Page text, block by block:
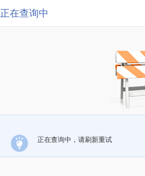
正在查询中
正在查询中，请刷新重试